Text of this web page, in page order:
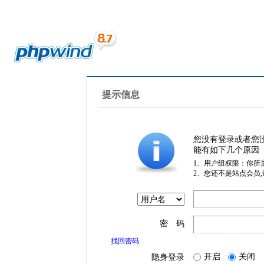
提示信息
您没有登录或者您
能有如下几个原因
1、用户组权限：你所
2、您还不是站点会员
密 码
找回密码
隐身登录 开启 关闭